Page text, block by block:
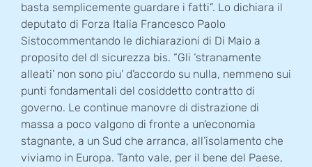
basta semplicemente guardare i fatti”. Lo dichiara il
deputato di Forza Italia Francesco Paolo
Sistocommentando le dichiarazioni di Di Maio a
proposito del dl sicurezza bis. “Gli ‘stranamente
alleati’ non sono piu’ d’accordo su nulla, nemmeno sui
punti fondamentali del cosiddetto contratto di
governo. Le continue manovre di distrazione di
massa a poco valgono di fronte a un’economia
stagnante, a un Sud che arranca, all’isolamento che
viviamo in Europa. Tanto vale, per il bene del Paese,